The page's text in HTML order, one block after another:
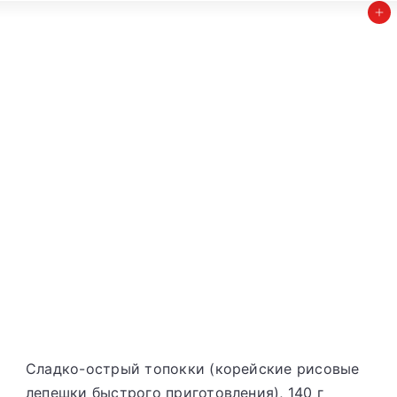
Добавить в корзину
Сладко-острый топокки (корейские рисовые
лепешки быстрого приготовления), 140 г